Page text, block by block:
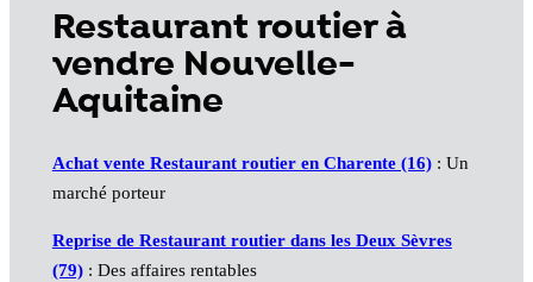
Restaurant routier à
vendre Nouvelle-
Aquitaine
Achat vente Restaurant routier en Charente (16): Un
marché porteur
Reprise de Restaurant routier dans les Deux Sèvres
(79): Des affaires rentables